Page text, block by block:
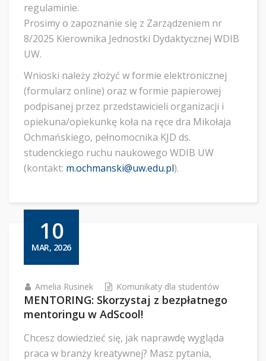
regulaminie.
Prosimy o zapoznanie się z Zarządzeniem nr
8/2025 Kierownika Jednostki Dydaktycznej WDIB
UW.
Wnioski należy złożyć w formie elektronicznej
(formularz online) oraz w formie papierowej
podpisanej przez przedstawicieli organizacji i
opiekuna/opiekunkę koła na ręce dra Mikołaja
Ochmańskiego, pełnomocnika KJD ds.
studenckiego ruchu naukowego WDIB UW
(kontakt: m.ochmanski@uw.edu.pl).
10
MAR, 2026
Amelia Rusinek Komunikaty dla studentów
MENTORING: Skorzystaj z bezpłatnego
mentoringu w AdScool!
Chcesz dowiedzieć się, jak naprawdę wygląda
praca w branży kreatywnej? Masz pytania,